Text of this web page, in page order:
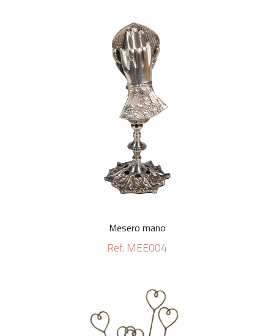
Mesero mano
Ref. MEE004